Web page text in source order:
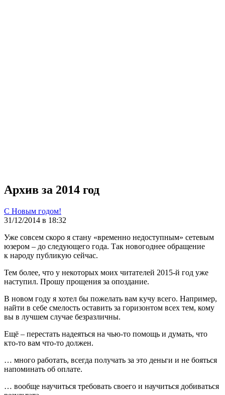
Архив за 2014 год
С Новым годом!
31/12/2014 в 18:32
Уже совсем скоро я стану «временно недоступным» сетевым
юзером – до следующего года. Так новогоднее обращение
к народу публикую сейчас.
Тем более, что у некоторых моих читателей 2015-й год уже
наступил. Прошу прощения за опоздание.
В новом году я хотел бы пожелать вам кучу всего. Например,
найти в себе смелость оставить за горизонтом всех тем, кому
вы в лучшем случае безразличны.
Ещё – перестать надеяться на чью-то помощь и думать, что
кто-то вам что-то должен.
… много работать, всегда получать за это деньги и не бояться
напоминать об оплате.
… вообще научиться требовать своего и научиться добиваться